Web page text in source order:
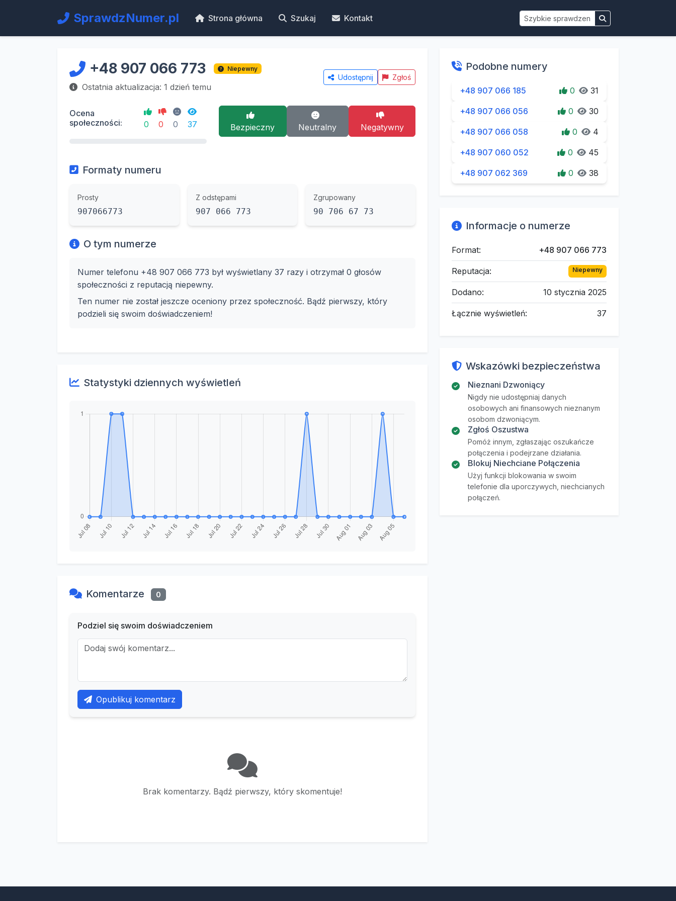
SprawdzNumer.pl Strona główna Szukaj Kontakt
+48 907 066 773 Niepewny
Ostatnia aktualizacja: 1 dzień temu
Udostępnij Zgłoś
Ocena
społeczności:
0 0 0 37 Bezpieczny Neutralny Negatywny
Formaty numeru
Prosty
907066773
Z odstępami
907 066 773
Zgrupowany
90 706 67 73
O tym numerze
Numer telefonu +48 907 066 773 był wyświetlany 37 razy i otrzymał 0 głosów
społeczności z reputacją niepewny.
Ten numer nie został jeszcze oceniony przez społeczność. Bądź pierwszy, który
podzieli się swoim doświadczeniem!
Statystyki dziennych wyświetleń
Komentarze 0
Podziel się swoim doświadczeniem
Opublikuj komentarz
Brak komentarzy. Bądź pierwszy, który skomentuje!
Podobne numery
+48 907 066 185 0 31
+48 907 066 056 0 30
+48 907 066 058 0 4
+48 907 060 052 0 45
+48 907 062 369 0 38
Informacje o numerze
Format: +48 907 066 773
Reputacja: Niepewny
Dodano: 10 stycznia 2025
Łącznie wyświetleń: 37
Wskazówki bezpieczeństwa
Nieznani Dzwoniący
Nigdy nie udostępniaj danych
osobowych ani finansowych nieznanym
osobom dzwoniącym.
Zgłoś Oszustwa
Pomóż innym, zgłaszając oszukańcze
połączenia i podejrzane działania.
Blokuj Niechciane Połączenia
Użyj funkcji blokowania w swoim
telefonie dla uporczywych, niechcianych
połączeń.